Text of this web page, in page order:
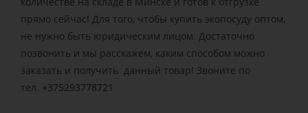
прямо сейчас! Для того, чтобы купить экопосуду оптом,
не нужно быть юридическим лицом. Достаточно
позвонить и мы расскажем, каким способом можно
заказать и получить данный товар! Звоните по
тел. +375293778721